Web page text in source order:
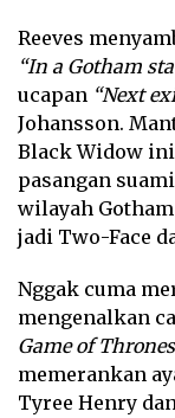
Reeves
“In a Gotham
ucapan “Next
Johansson.
Black Widow
pasangan
wilayah
jadi Two-Face
Nggak cuma
mengenalkan
Game of Thrones
memerankan
Tyree Henry